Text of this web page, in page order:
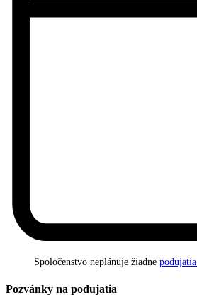
Spoločenstvo neplánuje žiadne podujatia.
Pozvánky na podujatia